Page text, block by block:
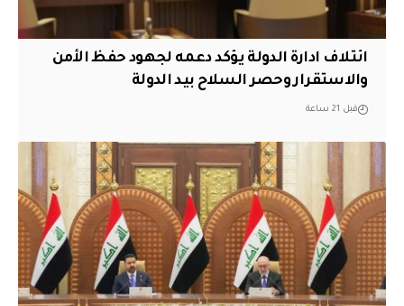
ائتلاف ادارة الدولة يؤكد دعمه لجهود حفظ الأمن
والاستقرار وحصر السلاح بيد الدولة
قبل 21 ساعة